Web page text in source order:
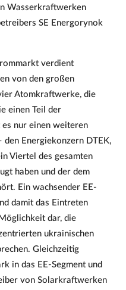
Wasserkraftwerken
SE Energorynok
verdient
von den großen
Atomkraftwerke, die
einen Teil der
nur einen weiteren
Energiekonzern DTEK,
Viertel des gesamten
haben und der dem
Ein wachsender EE-
damit das Eintreten
dar, die
ukrainischen
Gleichzeitig
in das EE-Segment und
von Solarkraftwerken